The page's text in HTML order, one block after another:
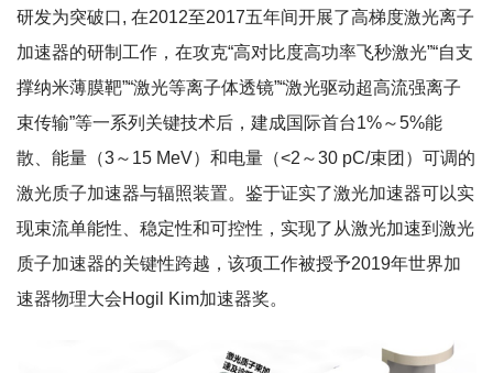
研发为突破口, 在2012至2017五年间开展了高梯度激光离子
加速器的研制工作，在攻克“高对比度高功率飞秒激光”“自支
撑纳米薄膜靶”“激光等离子体透镜”“激光驱动超高流强离子
束传输”等一系列关键技术后，建成国际首台1%～5%能
散、能量（3～15 MeV）和电量（<2～30 pC/束团）可调的
激光质子加速器与辐照装置。鉴于证实了激光加速器可以实
现束流单能性、稳定性和可控性，实现了从激光加速到激光
质子加速器的关键性跨越，该项工作被授予2019年世界加
速器物理大会Hogil Kim加速器奖。